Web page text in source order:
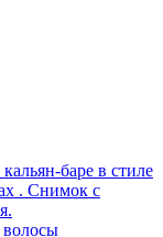
баре в стиле
. Снимок с
волосы